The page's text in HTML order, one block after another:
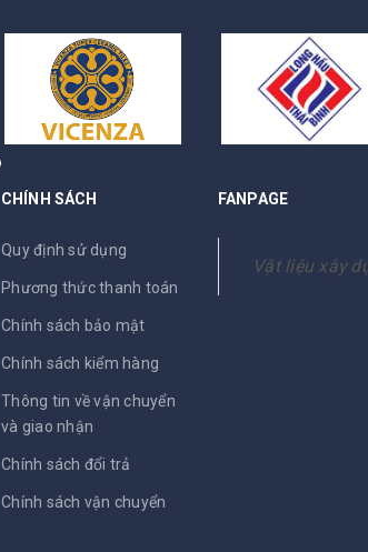
CHÍNH SÁCH
Quy định sử dụng
Phương thức thanh toán
Chính sách bảo mật
Chính sách kiểm hàng
Thông tin về vận chuyển
và giao nhận
Chính sách đổi trả
Chính sách vận chuyển
FANPAGE
Vật liệu xây